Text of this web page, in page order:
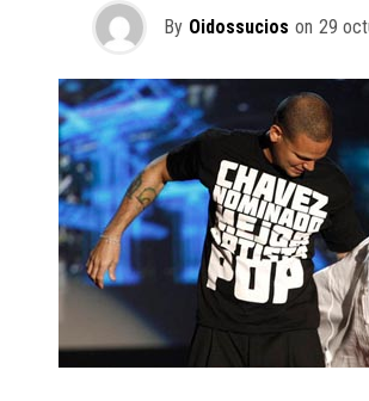
By Oidossucios on 29